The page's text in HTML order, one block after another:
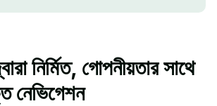
নির্মিত, গোপনীয়তার সাথে
নেভিগেশন